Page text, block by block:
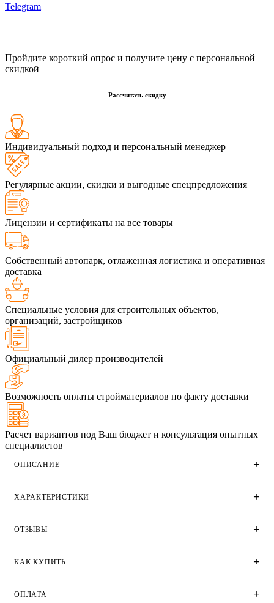
Telegram
Пройдите короткий опрос и получите цену с персональной
скидкой
Рассчитать скидку
Индивидуальный подход и персональный менеджер
Регулярные акции, скидки и выгодные спецпредложения
Лицензии и сертификаты на все товары
Собственный автопарк, отлаженная логистика и оперативная
доставка
Специальные условия для строительных объектов,
организаций, застройщиков
Официальный дилер производителей
Возможность оплаты стройматериалов по факту доставки
Расчет вариантов под Ваш бюджет и консультация опытных
специалистов
ОПИСАНИЕ
Облицовочный полуторный (утолщенный) кирпич Керма
Керма. Имеет поверхность кора дуба. Применяется для
строительства.
ХАРАКТЕРИСТИКИ
Цвет
3,3
ОТЗЫВЫ
КАК КУПИТЬ
ОПЛАТА